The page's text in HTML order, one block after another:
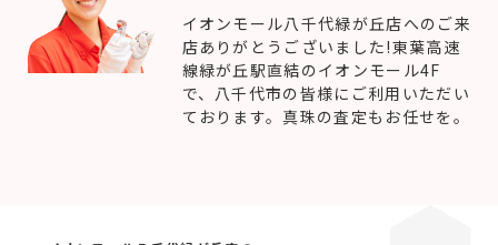
イオンモール八千代緑が丘店へのご来
店ありがとうございました!東葉高速
線緑が丘駅直結のイオンモール4F
で、八千代市の皆様にご利用いただい
ております。真珠の査定もお任せを。